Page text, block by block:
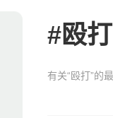
#殴打
有关“殴打”的